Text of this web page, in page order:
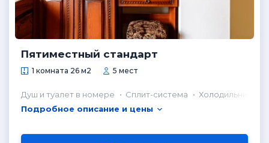
Пятиместный стандарт
1 комната 26 м2 5 мест
Душ и туалет в номере Сплит-система
Холодильник в
Подробное описание и цены